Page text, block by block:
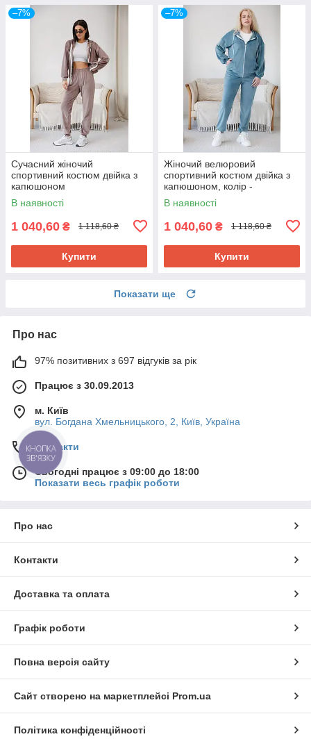
–7%
Сучасний жіночий
спортивний костюм двійка з
капюшоном
кольору капучино
В наявності
1 040,60 ₴ 1 118,60 ₴
Купити
–7%
Жіночий велюровий
спортивний костюм двійка з
капюшоном, колір -
ментоловий 54
В наявності
1 040,60 ₴ 1 118,60 ₴
Купити
Показати ще
Про нас
97% позитивних з 697 відгуків за рік
Працює з 30.09.2013
м. Київ
вул. Богдана Хмельницького, 2, Київ, Україна
Контакти
Сьогодні працює з 09:00 до 18:00
Показати весь графік роботи
Про нас
Контакти
Доставка та оплата
Графік роботи
Повна версія сайту
Сайт створено на маркетплейсі Prom.ua
Політика конфіденційності
КНОПКА
ЗВ'ЯЗКУ